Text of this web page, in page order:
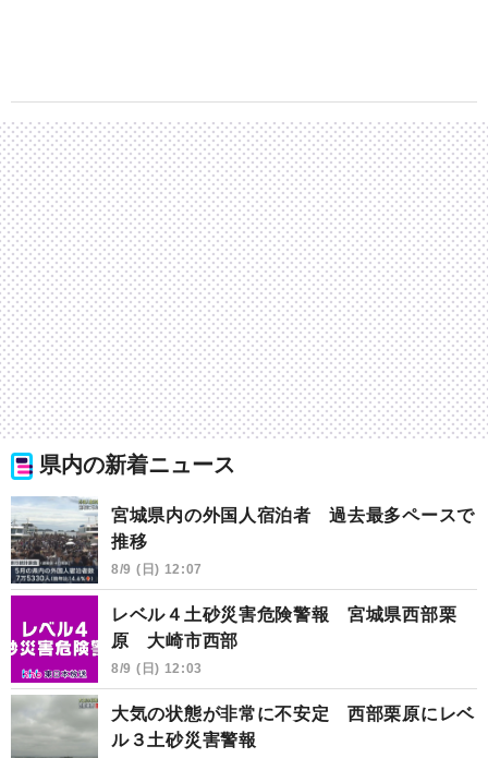
県内の新着ニュース
宮城県内の外国人宿泊者 過去最多ペースで
推移
8/9 (日) 12:07
レベル４土砂災害危険警報 宮城県西部栗
原 大崎市西部
8/9 (日) 12:03
大気の状態が非常に不安定 西部栗原にレベ
ル３土砂災害警報